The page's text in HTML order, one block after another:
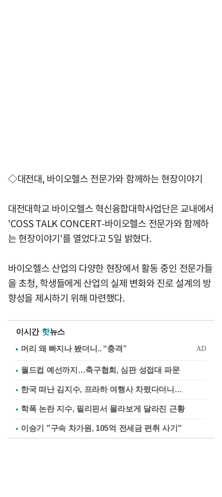
◇대전대, 바이오헬스 전문가와 함께하는 현장이야기
대전대학교 바이오헬스 혁신융합대학사업단은 교내에서
'COSS TALK CONCERT-바이오헬스 전문가와 함께하
는 현장이야기'를 열었다고 5일 밝혔다.
바이오헬스 산업의 다양한 현장에서 활동 중인 전문가들
을 초청, 학생들에게 산업의 실제 변화와 진로 설계의 방
향성을 제시하기 위해 마련했다.
이시간 핫뉴스
월드컵 예선까지…축구협회, 심판 성접대 파문
한국 떠난 김지수, 프라하 여행사 차렸다더니…
학폭 논란 지수, 필리핀서 몰라보게 달라진 근황
이승기 "구속 차가원, 105억 전세금 편취 사기"